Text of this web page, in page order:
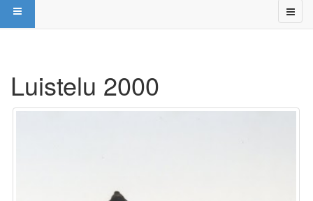
Luistelu 2000